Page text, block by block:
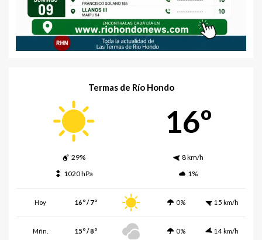
Termas de Río Hondo
16º
29%
8 km/h
1020 hPa
1%
Hoy 16º / 7º 0% 15 km/h
Mñn. 15º / 8º 0% 14 km/h